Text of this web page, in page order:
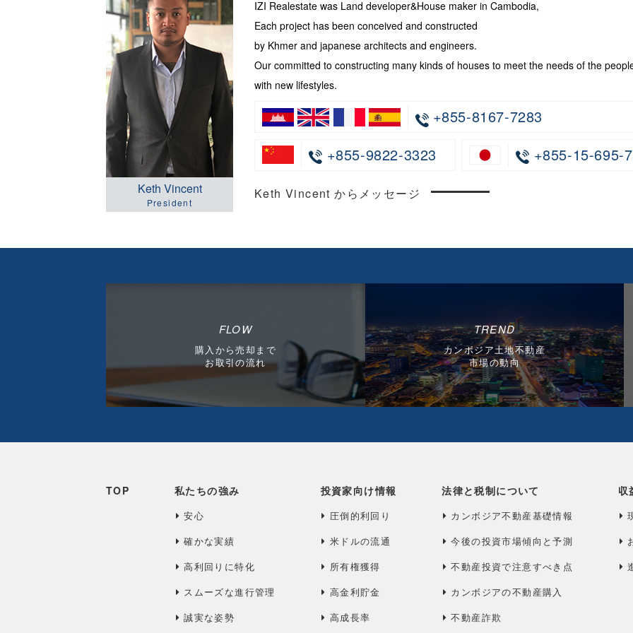
Keth Vincent
President
IZI Realestate was Land developer&House maker in Cambodia,
Each project has been conceived and constructed
by Khmer and japanese architects and engineers.
Our committed to constructing many kinds of houses to meet the needs of the
with new lifestyles.
+855-8167-7283
+855-9822-3323
+855-15-695-
Keth Vincent からメッセージ
FLOW
購入から売却まで
お取引の流れ
TREND
カンボジア土地不動産
市場の動向
TOP 私たちの強み
安心
確かな実績
高利回りに特化
スムーズな進行管理
誠実な姿勢
投資家向け情報
圧倒的利回り
米ドルの流通
所有権獲得
高金利貯金
高成長率
法律と税制について
カンボジア不動産基礎情報
今後の投資市場傾向と予測
不動産投資で注意すべき点
カンボジアの不動産購入
不動産詐欺
収